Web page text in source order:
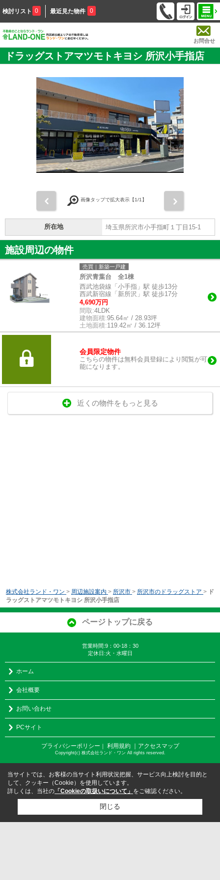
検討リスト 0 最近見た物件 0
お問合せ
ドラッグストアマツモトキヨシ 所沢小手指店
画像タップで拡大表示【1/1】
所在地 埼玉県所沢市小手指町１丁目15-1
施設周辺の物件
売買｜新築一戸建
所沢青葉台 全1棟
西武池袋線「小手指」駅 徒歩13分
西武新宿線「新所沢」駅 徒歩17分
4,690万円
間取:4LDK
建物面積:95.64㎡ / 28.93坪
土地面積:119.42㎡ / 36.12坪
会員限定物件
こちらの物件は無料会員登録により閲覧が可
能になります。
近くの物件をもっと見る
株式会社ランド・ワン > 周辺施設案内 > 所沢市 > 所沢市のドラッグストア > ド
ラッグストアマツモトキヨシ 所沢小手指店
ページトップに戻る
営業時間:9：00-18：30
定休日:火・水曜日
ホーム
会社概要
お問い合わせ
PCサイト
プライバシーポリシー 利用規約 ｜アクセスマップ
Copyright(c) 株式会社ランド・ワン All rights reserved.
当サイトでは、お客様の当サイト利用状況把握、サービス向上検討を目的と
して、クッキー（Cookie）を使用しています。
詳しくは、当社の 「Cookieの取扱いについて」 をご確認ください。
閉じる